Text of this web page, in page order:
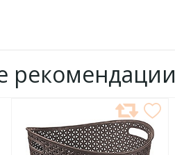
рекомендации
В
ИЗБРАННОЕ